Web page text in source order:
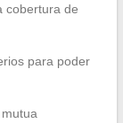
cobertura de
para poder